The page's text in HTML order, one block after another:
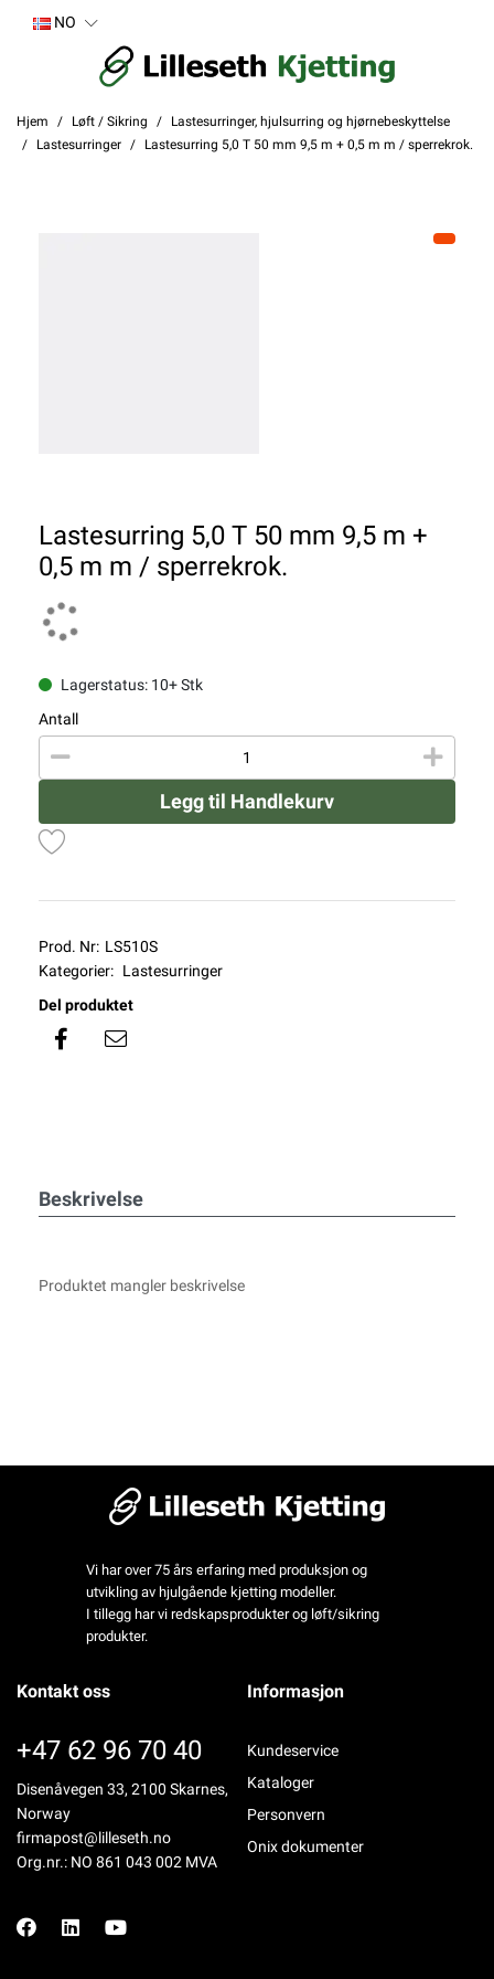
NO
Hjem Løft / Sikring
Lastesurringer, hjulsurring og hjørnebeskyttelse
Lastesurringer
Lastesurring 5,0 T 50 mm 9,5 m + 0,5 m m / sperrekrok.
Lastesurring 5,0 T 50 mm 9,5 m +
0,5 m m / sperrekrok.
Lagerstatus: 10+ Stk
Antall
Legg til Handlekurv
Prod. Nr: LS510S
Kategorier: Lastesurringer
Del produktet
Beskrivelse
Produktet mangler beskrivelse
Vi har over 75 års erfaring med produksjon og
utvikling av hjulgående kjetting modeller.
I tillegg har vi redskapsprodukter og løft/sikring
produkter.
Kontakt oss
+47 62 96 70 40
Disenåvegen 33, 2100 Skarnes,
Norway
firmapost@lilleseth.no
Org.nr.: NO 861 043 002 MVA
Informasjon
Kundeservice
Kataloger
Personvern
Onix dokumenter